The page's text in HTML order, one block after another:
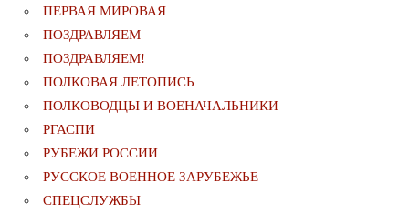
ПЕРВАЯ МИРОВАЯ
ПОЗДРАВЛЯЕМ
ПОЗДРАВЛЯЕМ!
ПОЛКОВАЯ ЛЕТОПИСЬ
ПОЛКОВОДЦЫ И ВОЕНАЧАЛЬНИКИ
РГАСПИ
РУБЕЖИ РОССИИ
РУССКОЕ ВОЕННОЕ ЗАРУБЕЖЬЕ
СПЕЦСЛУЖБЫ